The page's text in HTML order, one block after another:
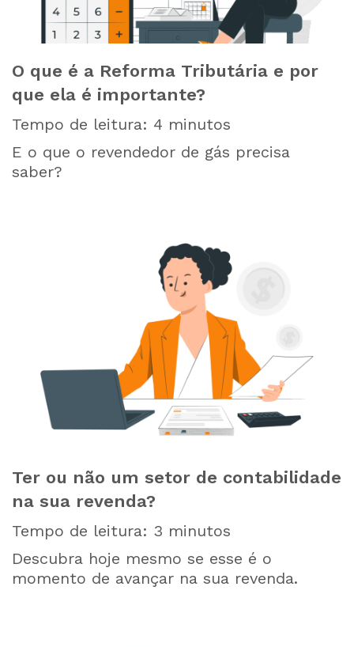
O que é a Reforma Tributária e por
que ela é importante?
Tempo de leitura: 4 minutos
E o que o revendedor de gás precisa
saber?
Ter ou não um setor de contabilidade
na sua revenda?
Tempo de leitura: 3 minutos
Descubra hoje mesmo se esse é o
momento de avançar na sua revenda.